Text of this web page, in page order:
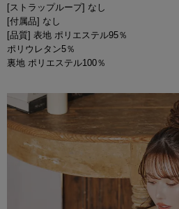
[ストラップループ] なし
[付属品] なし
[品質] 表地 ポリエステル95％
ポリウレタン5％
裏地 ポリエステル100％